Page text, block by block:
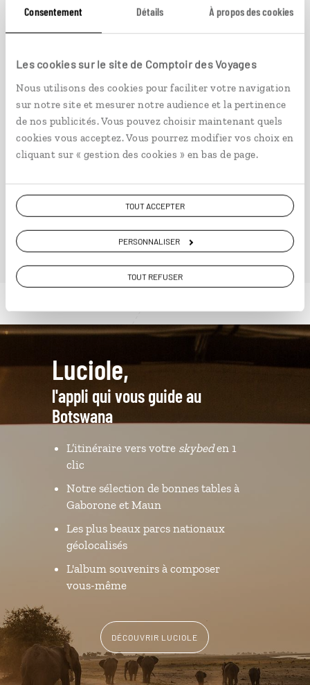
Consentement Détails À propos des cookies
Les cookies sur le site de Comptoir des Voyages
Nous utilisons des cookies pour faciliter votre navigation
sur notre site et mesurer notre audience et la pertinence
de nos publicités. Vous pouvez choisir maintenant quels
cookies vous acceptez. Vous pourrez modifier vos choix en
cliquant sur « gestion des cookies » en bas de page.
TOUT ACCEPTER
PERSONNALISER
TOUT REFUSER
À travers l’Afrique australe
et au Zimbabwe.
23 jours / 20 nuits
à partir de 7250€
VOIR NOS 8 IDÉES DE VOYAGE AU BOTSWANA
Luciole,
l'appli qui vous guide au
Botswana
L’itinéraire vers votre skybeden 1
clic
Notre sélection de bonnes tables à
Gaborone et Maun
Les plus beaux parcs nationaux
géolocalisés
L'album souvenirs à composer
vous-même
DÉCOUVRIR LUCIOLE